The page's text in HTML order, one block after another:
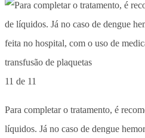
11 de 11
Para completar o tratamento, é
líquidos. Já no caso de dengue